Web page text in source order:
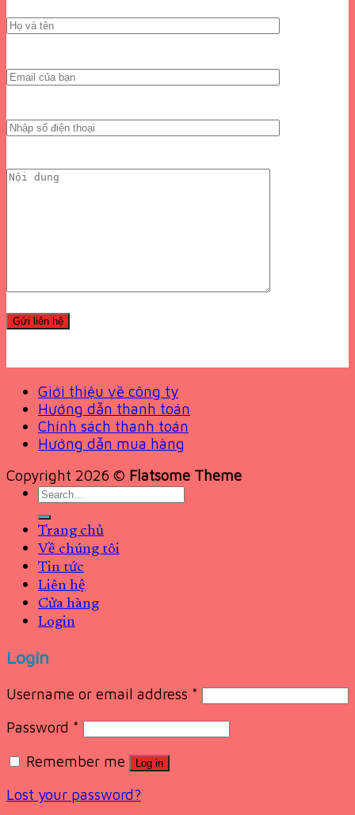
Giới thiệu về công ty
Hướng dẫn thanh toán
Chính sách thanh toán
Hướng dẫn mua hàng
Copyright 2026 © Flatsome Theme
Search
Trang chủ
Về chúng tôi
Tin tức
Liên hệ
Cửa hàng
Login
Login
Username or email address *
Password *
Remember me
Log in
Lost your password?